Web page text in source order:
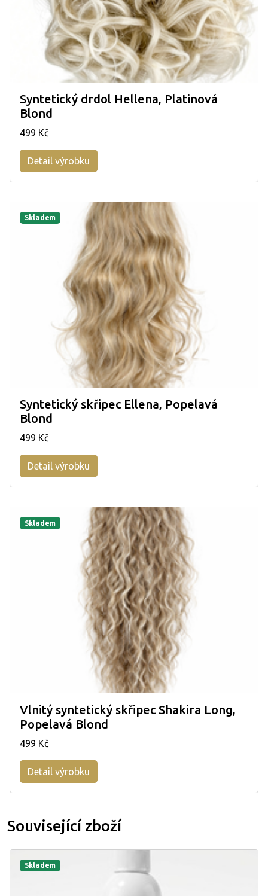
Syntetický drdol Hellena, Platinová
Blond
499 Kč
Detail výrobku
Skladem
Syntetický skřipec Ellena, Popelavá
Blond
499 Kč
Detail výrobku
Skladem
Vlnitý syntetický skřipec Shakira Long,
Popelavá Blond
499 Kč
Detail výrobku
Související zboží
Skladem